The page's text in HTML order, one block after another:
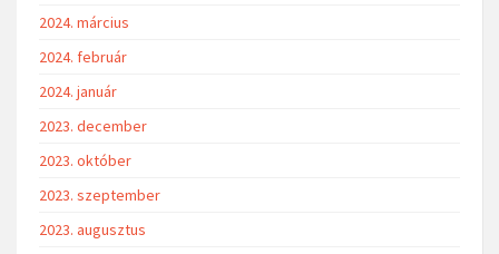
2024. március
2024. február
2024. január
2023. december
2023. október
2023. szeptember
2023. augusztus